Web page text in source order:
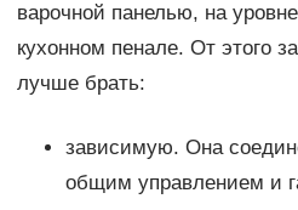
варочной панелью, на
кухонном пенале. От этого
лучше брать:
зависимую. Она
общим управлением и